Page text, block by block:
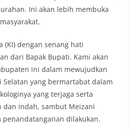
keamanan dan kenyamanan
arah agar warga dapat
di sekitar mereka.‎‎‎Salah satu
disampaikan dalam kegiatan
imbauan kepada warga untuk
Merah Putih secara penuh,
tiang, sebagai bentuk
dan rasa cinta tanah air
HUT Kemerdekaan RI.
bahwa pemasangan
benar merupakan salah satu
Ini akan lebih membuka
(KI) dengan senang hati
dari Bapak Bupati. Kami akan
ini dalam mewujudkan
Selatan yang bermartabat dalam
yang terjaga serta
dan indah, sambut Meizani
dilakukan.